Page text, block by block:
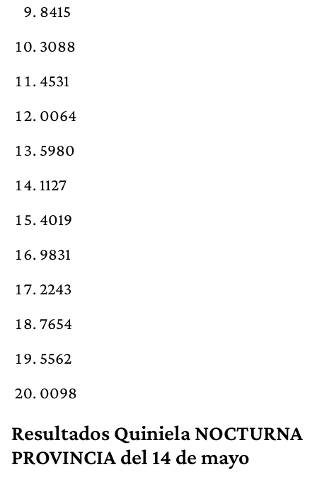
8415
3088
4531
0064
5980
1127
4019
9831
2243
7654
5562
0098
Resultados Quiniela NOCTURNA
PROVINCIA del 14 de mayo